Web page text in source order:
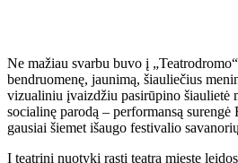
Ne mažiau svarbu buvo į
bendruomenę, jaunimą, šiauliečius
vizualiniu įvaizdžiu pasirūpino šiaulietė
socialinę parodą – performansą
gausiai šiemet išaugo festivalio
Į teatrinį nuotykį rasti teatrą mieste